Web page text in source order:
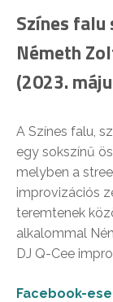
Színes falu
Németh
(2023.
A Színes falu,
egy sokszínű
melyben a
improvizációs
teremtenek
alkalommal
DJ Q-Cee
Facebook-